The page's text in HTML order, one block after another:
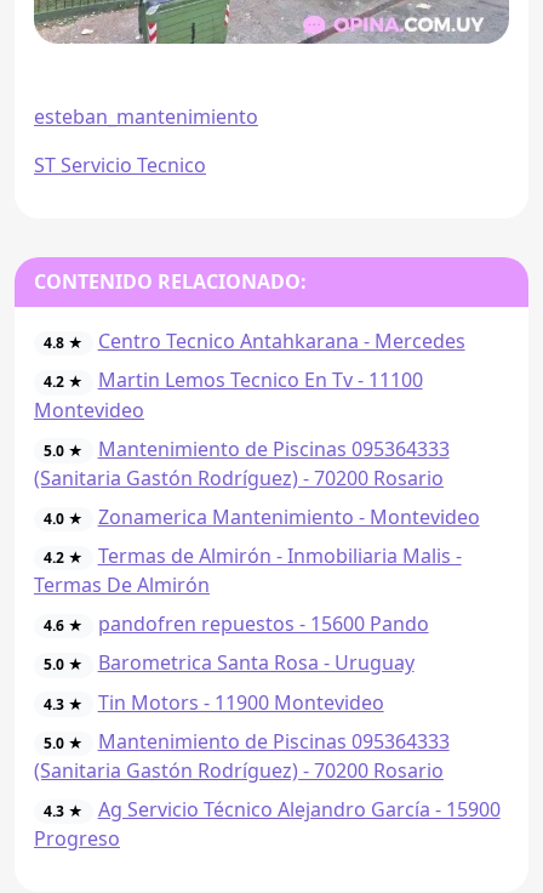
esteban_mantenimiento
ST Servicio Tecnico
CONTENIDO RELACIONADO:
4.8 ★ Centro Tecnico Antahkarana - Mercedes
4.2 ★
Martin Lemos Tecnico En Tv - 11100
Montevideo
5.0 ★
Mantenimiento de Piscinas 095364333
(Sanitaria Gastón Rodríguez) - 70200 Rosario
4.0 ★ Zonamerica Mantenimiento - Montevideo
4.2 ★
Termas de Almirón - Inmobiliaria Malis -
Termas De Almirón
4.6 ★ pandofren repuestos - 15600 Pando
5.0 ★ Barometrica Santa Rosa - Uruguay
4.3 ★ Tin Motors - 11900 Montevideo
5.0 ★
Mantenimiento de Piscinas 095364333
(Sanitaria Gastón Rodríguez) - 70200 Rosario
4.3 ★
Ag Servicio Técnico Alejandro García - 15900
Progreso